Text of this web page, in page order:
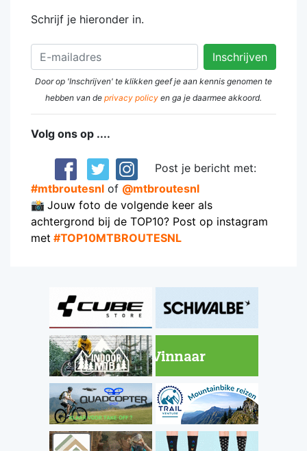
Schrijf je hieronder in.
Door op 'Inschrijven' te klikken geef je aan kennis genomen te
hebben van de privacy policy en ga je daarmee akkoord.
Volg ons op ....
Post je bericht met:
#mtbroutesnl of @mtbroutesnl
📸 Jouw foto de volgende keer als
achtergrond bij de TOP10? Post op instagram
met #TOP10MTBROUTESNL